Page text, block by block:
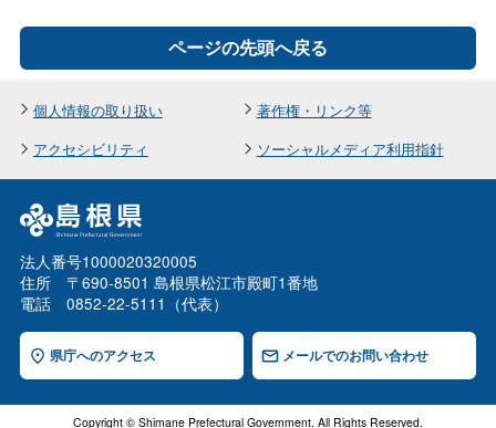
ページの先頭へ戻る
個人情報の取り扱い
著作権・リンク等
アクセシビリティ
ソーシャルメディア利用指針
法人番号1000020320005
住所 〒690-8501 島根県松江市殿町1番地
電話 0852-22-5111（代表）
県庁へのアクセス メールでのお問い合わせ
Copyright © Shimane Prefectural Government. All Rights Reserved.